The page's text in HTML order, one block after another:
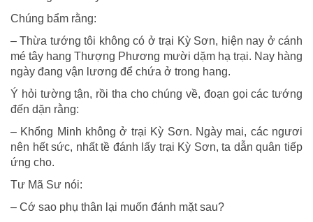
Chúng bẩm rằng:
– Thừa tướng tôi không có ở trại Kỳ Sơn, hiện nay ở cánh
mé tây hang Thượng Phương mười dặm hạ trại. Nay hàng
ngày đang vận lương để chứa ở trong hang.
Ý hỏi tường tận, rồi tha cho chúng về, đoạn gọi các tướng
đến dặn rằng:
– Khổng Minh không ở trại Kỳ Sơn. Ngày mai, các ngươi
nên hết sức, nhất tề đánh lấy trại Kỳ Sơn, ta dẫn quân tiếp
ứng cho.
Tư Mã Sư nói:
– Cớ sao phụ thân lại muốn đánh mặt sau?